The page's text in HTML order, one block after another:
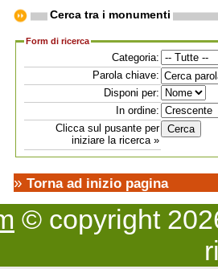
Cerca tra i monumenti
Form di ricerca
Categoria:
Parola chiave:
Disponi per:
In ordine:
Clicca sul pusante per
iniziare la ricerca »
» Torna ad inizio pagina
© copyright